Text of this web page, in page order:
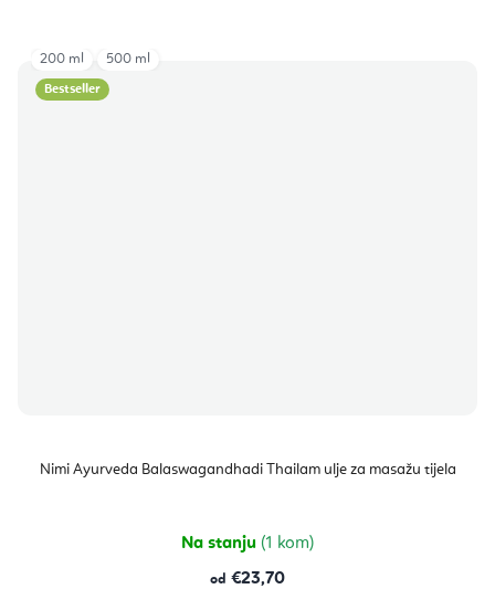
Bestseller
Nimi Ayurveda Balaswagandhadi Thailam ulje za masažu tijela
Na stanju (1 kom)
od €23,70
200 ml 500 ml